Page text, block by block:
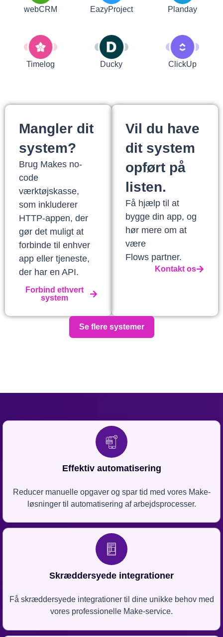
webCRM EazyProject Planday
Timelog Ducky ClickUp
Mangler dit
system?
Brug Makes no-
code
værktøjskasse,
som inkluderer
HTTP-appen, der
gør det muligt at
forbinde til enhver
app eller tjeneste,
der har en API.
Forbind ethvert
system
Vil du have
dit system
opført på
listen.
Få hjælp til at
bygge din app, og
hør mere om at
være
Flows partner.
Kontakt os
Se flere systemer
Effektiv automatisering
Reducer manuelle opgaver og spar tid med vores Make-
løsninger til automatisering af arbejdsprocesser.
Skræddersyede integrationer
Få skræddersyede integrationer til dine unikke behov med
vores professionelle Make-service.